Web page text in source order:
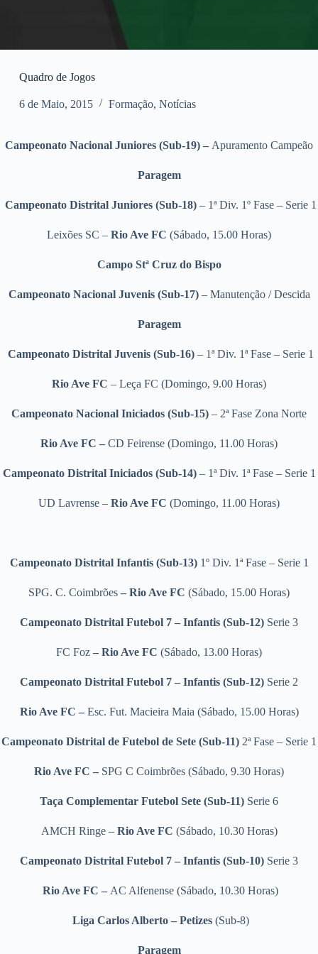
Quadro de Jogos
6 de Maio, 2015 Formação, Notícias
Campeonato Nacional Juniores (Sub-19) – Apuramento Campeão
Paragem
Campeonato Distrital Juniores (Sub-18)– 1ª Div. 1º Fase – Serie 1
Leixões SC – Rio Ave FC (Sábado, 15.00 Horas)
Campo Stª Cruz do Bispo
Campeonato Nacional Juvenis (Sub-17)– Manutenção / Descida
Paragem
Campeonato Distrital Juvenis (Sub-16)– 1ª Div. 1ª Fase – Serie 1
Rio Ave FC – Leça FC (Domingo, 9.00 Horas)
Campeonato Nacional Iniciados (Sub-15) – 2ª Fase Zona Norte
Rio Ave FC – CD Feirense (Domingo, 11.00 Horas)
Campeonato Distrital Iniciados (Sub-14) – 1ª Div. 1ª Fase – Serie 1
UD Lavrense – Rio Ave FC (Domingo, 11.00 Horas)
Campeonato Distrital Infantis (Sub-13)1º Div. 1ª Fase – Serie 1
SPG. C. Coimbrões – Rio Ave FC (Sábado, 15.00 Horas)
Campeonato Distrital Futebol 7 – Infantis (Sub-12) Serie 3
FC Foz – Rio Ave FC (Sábado, 13.00 Horas)
Campeonato Distrital Futebol 7 – Infantis (Sub-12) Serie 2
Rio Ave FC – Esc. Fut. Macieira Maia (Sábado, 15.00 Horas)
Campeonato Distrital de Futebol de Sete (Sub-11) 2ª Fase – Serie 1
Rio Ave FC – SPG C Coimbrões (Sábado, 9.30 Horas)
Taça Complementar Futebol Sete (Sub-11) Serie 6
AMCH Ringe –Rio Ave FC (Sábado, 10.30 Horas)
Campeonato Distrital Futebol 7 – Infantis (Sub-10) Serie 3
Rio Ave FC – AC Alfenense (Sábado, 10.30 Horas)
Liga Carlos Alberto – Petizes (Sub-8)
Paragem